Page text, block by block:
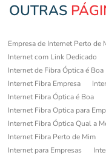
OUTRAS
Empresa de Internet Perto de
Internet com Link Dedicado
Internet de Fibra Óptica é Boa
Internet Fibra Empresa
Internet Fibra Óptica é Boa
Internet Fibra Optica para
Internet Fibra Óptica Qual a
Internet Fibra Perto de Mim
Internet para Empresas